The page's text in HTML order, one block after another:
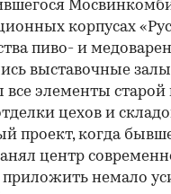
корпусах
пиво- и
выставочные
все элементы старой
цехов и
проект, когда
центр
немало